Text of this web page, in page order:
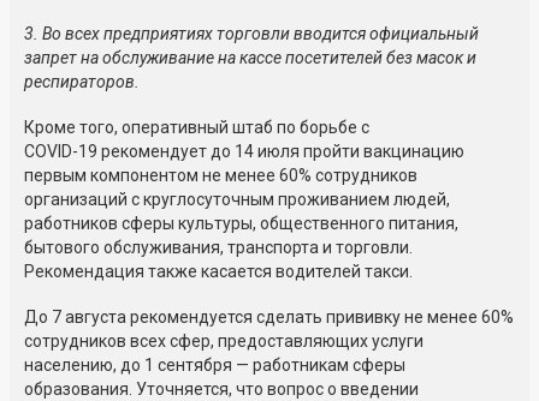
3. Во всех предприятиях торговли вводится официальный
запрет на обслуживание на кассе посетителей без масок и
респираторов.
Кроме того, оперативный штаб по борьбе с
COVID-19 рекомендует до 14 июля пройти вакцинацию
первым компонентом не менее 60% сотрудников
организаций с круглосуточным проживанием людей,
работников сферы культуры, общественного питания,
бытового обслуживания, транспорта и торговли.
Рекомендация также касается водителей такси.
До 7 августа рекомендуется сделать прививку не менее 60%
сотрудников всех сфер, предоставляющих услуги
населению, до 1 сентября — работникам сферы
образования. Уточняется, что вопрос о введении